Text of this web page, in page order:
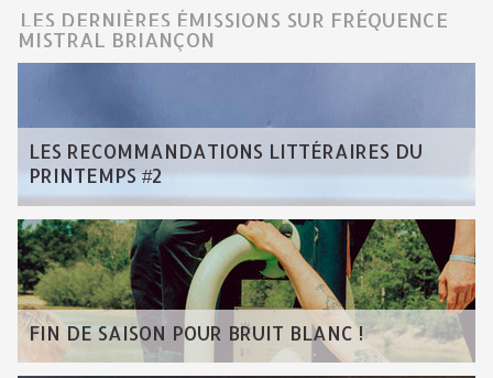
LES DERNIÈRES ÉMISSIONS SUR FRÉQUENCE
MISTRAL BRIANÇON
LES RECOMMANDATIONS LITTÉRAIRES DU
PRINTEMPS #2
FIN DE SAISON POUR BRUIT BLANC !